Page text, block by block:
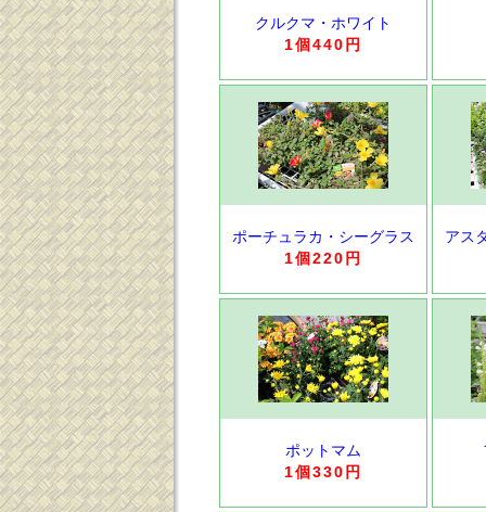
クルクマ・ホワイト
1個440円
ポーチュラカ・シーグラス
1個220円
アス
ポットマム
1個330円